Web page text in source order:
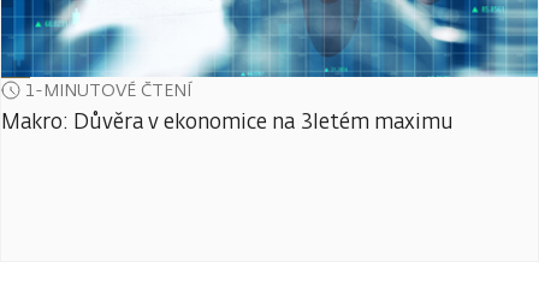
1-MINUTOVÉ ČTENÍ
Makro: Důvěra v ekonomice na 3letém maximu